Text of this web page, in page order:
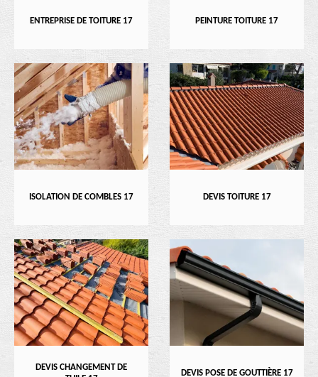
ENTREPRISE DE TOITURE 17 PEINTURE TOITURE 17
ISOLATION DE COMBLES 17 DEVIS TOITURE 17
DEVIS CHANGEMENT DE
DEVIS POSE DE GOUTTIÈRE 17